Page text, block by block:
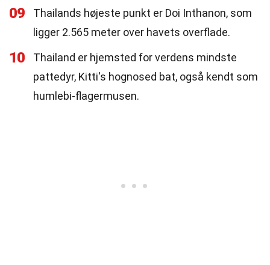
09
Thailands højeste punkt er Doi Inthanon, som
ligger 2.565 meter over havets overflade.
10
Thailand er hjemsted for verdens mindste
pattedyr, Kitti's hognosed bat, også kendt som
humlebi-flagermusen.